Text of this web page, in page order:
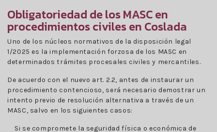
Obligatoriedad de los MASC en
procedimientos civiles en Coslada
Uno de los núcleos normativos de la disposición legal
1/2025 es la implementación forzosa de los MASC en
determinados trámites procesales civiles y mercantiles.
De acuerdo con el nuevo art. 2.2, antes de instaurar un
procedimiento contencioso, será necesario demostrar un
intento previo de resolución alternativa a través de un
MASC, salvo en los siguientes casos:
Si se compromete la seguridad física o económica de